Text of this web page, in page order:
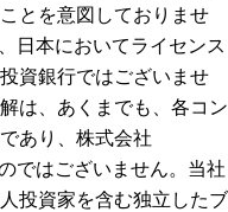
とを意図しておりませ
日本においてライセンス
資銀行ではございませ
は、あくまでも、各コン
あり、株式会社
ではございません。当社
投資家を含む独立したブ